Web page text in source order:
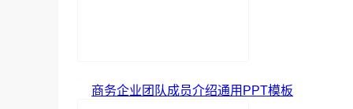
商务企业团队成员介绍通用PPT模板